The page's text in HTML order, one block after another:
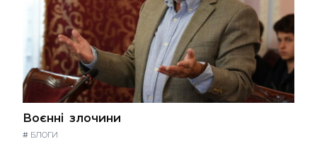
Воєнні злочини
# БЛОГИ